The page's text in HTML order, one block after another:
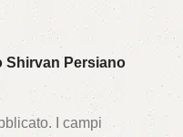
Shirvan Persiano
I campi